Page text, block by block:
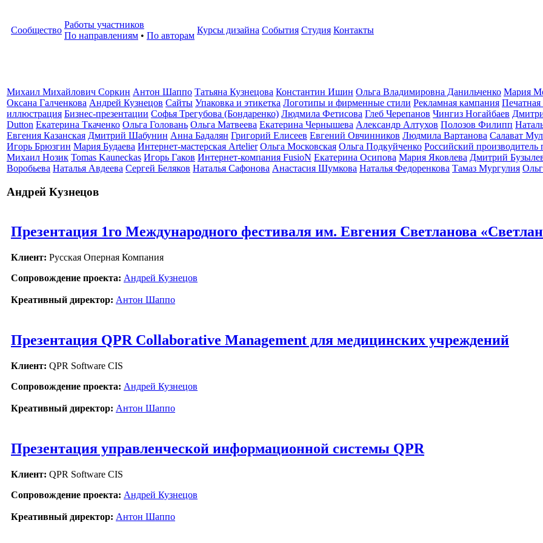
Сообщество
Работы участников
По направлениям • По авторам
Курсы дизайна События Студия Контакты
Михаил Михайлович Соркин Антон Шаппо Татьяна Кузнецова Константин Ишин Ольга Владимировна Данильченко Мария
Оксана Галченкова Андрей Кузнецов Сайты Упаковка и этикетка Логотипы и фирменные стили Рекламная кампания
иллюстрация Бизнес-презентации Софья Трегубова (Бондаренко) Людмила Фетисова Глеб Черепанов Чингиз Ногайбаев
Dutton Екатерина Ткаченко Ольга Головань Ольга Матвеева Екатерина Чернышева Александр Алтухов Полозов Филипп
Евгения Казанская Дмитрий Шабунин Анна Бадалян Григорий Елисеев Евгений Овчинников Людмила Вартанова Салават
Игорь Брюзгин Мария Будаева Интернет-мастерская Artelier Ольга Московская Ольга Подкуйченко Российский
Михаил Нозик Tomas Kauneckas Игорь Гаков Интернет-компания FusioN Екатерина Осипова Мария Яковлева Дмитрий
Воробьева Наталья Авдеева Сергей Беляков Наталья Сафонова Анастасия Шумкова Наталья Федоренкова Тамаз Мургулия
Андрей Кузнецов
Презентация 1го Международного фестиваля им. Евгения Светланова
Клиент: Русская Оперная Компания
Сопровождение проекта: Андрей Кузнецов
Креативный директор: Антон Шаппо
Презентация QPR Collaborative Management для медицинских учреждений
Клиент: QPR Software CIS
Сопровождение проекта: Андрей Кузнецов
Креативный директор: Антон Шаппо
Презентация управленческой информационной системы QPR
Клиент: QPR Software CIS
Сопровождение проекта: Андрей Кузнецов
Креативный директор: Антон Шаппо